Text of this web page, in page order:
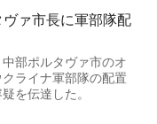
ァ市長に軍部隊配
部ポルタヴァ市のオ
ライナ軍部隊の配置
を伝達した。